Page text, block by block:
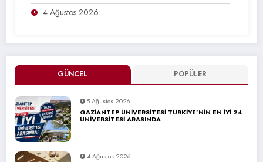
GÜNCEL POPÜLER
5 Ağustos 2026
GAZİANTEP ÜNİVERSİTESİ TÜRKİYE’NİN EN İYİ 24
ÜNİVERSİTESİ ARASINDA
4 Ağustos 2026
4 Ağustos 2026